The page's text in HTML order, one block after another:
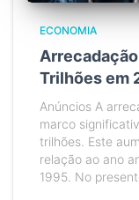
ECONOMIA
Trilhões em
Anúncios A
marco
trilhões. Este
relação ao ano
1995. No